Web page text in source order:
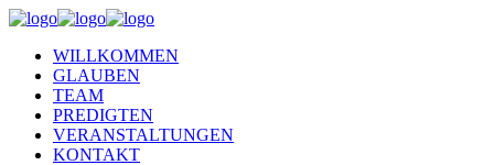
WILLKOMMEN
GLAUBEN
TEAM
PREDIGTEN
VERANSTALTUNGEN
KONTAKT